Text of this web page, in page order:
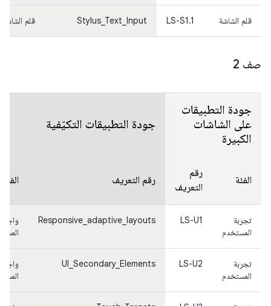
قلم الشاشة LS-S1.1
Stylus_Text_Input قلم الشاشة
صف 2
جودة التطبيقات
على الشاشات
الكبيرة
جودة التطبيقات التكيّفية
الفئة
رقم
التعريف
رقم التعريف الفئة
تجربة
المستخدم
LS-U1
Responsive_adaptive_layouts
واجهة
تجربة
المستخدم
LS-U2
UI_Secondary_Elements
واجهة